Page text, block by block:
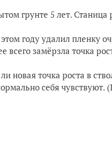
грунте 5 лет.
году удалил пленку
всего замёрзла точка
новая точка роста в
себя чувствуют.